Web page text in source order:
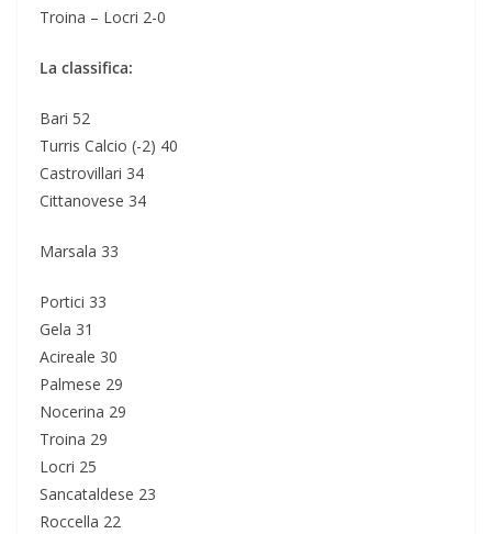
Troina – Locri 2-0
La classifica:
Bari 52
Turris Calcio (-2) 40
Castrovillari 34
Cittanovese 34
Marsala 33
Portici 33
Gela 31
Acireale 30
Palmese 29
Nocerina 29
Troina 29
Locri 25
Sancataldese 23
Roccella 22